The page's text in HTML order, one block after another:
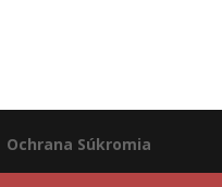
Ochrana Súkromia